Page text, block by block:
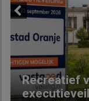
Recreatief